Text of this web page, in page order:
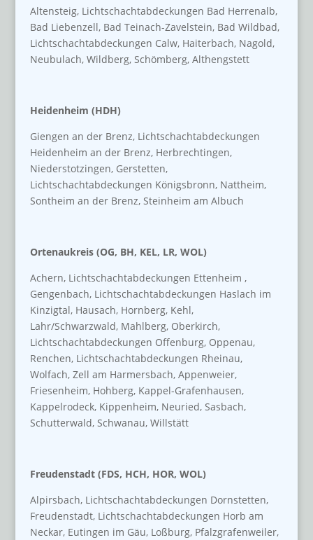
Altensteig, Lichtschachtabdeckungen Bad Herrenalb,
Bad Liebenzell, Bad Teinach-Zavelstein, Bad Wildbad,
Lichtschachtabdeckungen Calw, Haiterbach, Nagold,
Neubulach, Wildberg, Schömberg, Althengstett
Heidenheim (HDH)
Giengen an der Brenz, Lichtschachtabdeckungen
Heidenheim an der Brenz, Herbrechtingen,
Niederstotzingen, Gerstetten,
Lichtschachtabdeckungen Königsbronn, Nattheim,
Sontheim an der Brenz, Steinheim am Albuch
Ortenaukreis (OG, BH, KEL, LR, WOL)
Achern, Lichtschachtabdeckungen Ettenheim ,
Gengenbach, Lichtschachtabdeckungen Haslach im
Kinzigtal, Hausach, Hornberg, Kehl,
Lahr/Schwarzwald, Mahlberg, Oberkirch,
Lichtschachtabdeckungen Offenburg, Oppenau,
Renchen, Lichtschachtabdeckungen Rheinau,
Wolfach, Zell am Harmersbach, Appenweier,
Friesenheim, Hohberg, Kappel-Grafenhausen,
Kappelrodeck, Kippenheim, Neuried, Sasbach,
Schutterwald, Schwanau, Willstätt
Freudenstadt (FDS, HCH, HOR, WOL)
Alpirsbach, Lichtschachtabdeckungen Dornstetten,
Freudenstadt, Lichtschachtabdeckungen Horb am
Neckar, Eutingen im Gäu, Loßburg, Pfalzgrafenweiler,